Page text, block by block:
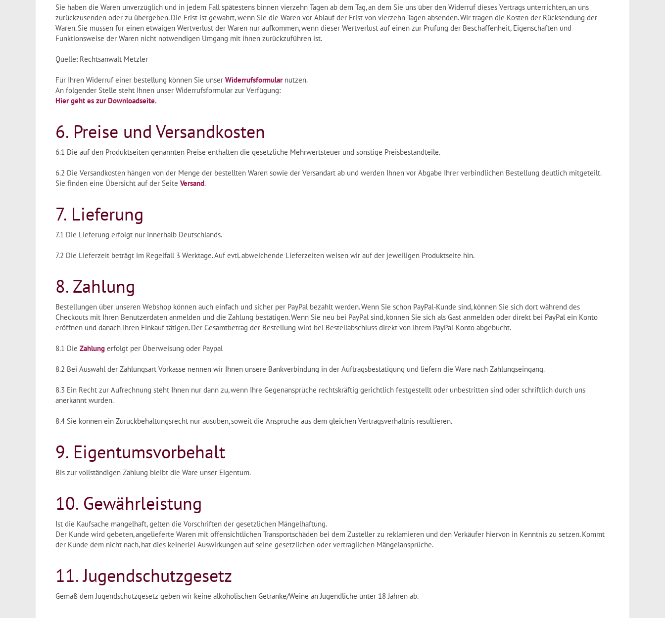
Sie haben die Waren unverzüglich und in jedem Fall spätestens binnen vierzehn Tagen ab dem Tag, an dem Sie uns über den Widerruf dieses Vertrags unterrichten, an uns
zurückzusenden oder zu übergeben. Die Frist ist gewahrt, wenn Sie die Waren vor Ablauf der Frist von vierzehn Tagen absenden. Wir tragen die Kosten der Rücksendung der
Waren. Sie müssen für einen etwaigen Wertverlust der Waren nur aufkommen, wenn dieser Wertverlust auf einen zur Prüfung der Beschaffenheit, Eigenschaften und
Funktionsweise der Waren nicht notwendigen Umgang mit ihnen zurückzuführen ist.
Quelle: Rechtsanwalt Metzler
Für Ihren Widerruf einer bestellung können Sie unser Widerrufsformularnutzen.
An folgender Stelle steht Ihnen unser Widerrufsformular zur Verfügung:
Hier geht es zur Downloadseite.
6. Preise und Versandkosten
6.1 Die auf den Produktseiten genannten Preise enthalten die gesetzliche Mehrwertsteuer und sonstige Preisbestandteile.
6.2 Die Versandkosten hängen von der Menge der bestellten Waren sowie der Versandart ab und werden Ihnen vor Abgabe Ihrer verbindlichen Bestellung deutlich mitgeteilt.
Sie finden eine Übersicht auf der Seite Versand.
7. Lieferung
7.1 Die Lieferung erfolgt nur innerhalb Deutschlands.
7.2 Die Lieferzeit beträgt im Regelfall 3 Werktage. Auf evtl. abweichende Lieferzeiten weisen wir auf der jeweiligen Produktseite hin.
8. Zahlung
Bestellungen über unseren Webshop können auch einfach und sicher per PayPal bezahlt werden. Wenn Sie schon PayPal-Kunde sind, können Sie sich dort während des
Checkouts mit Ihren Benutzerdaten anmelden und die Zahlung bestätigen. Wenn Sie neu bei PayPal sind, können Sie sich als Gast anmelden oder direkt bei PayPal ein Konto
eröffnen und danach Ihren Einkauf tätigen. Der Gesamtbetrag der Bestellung wird bei Bestellabschluss direkt von Ihrem PayPal-Konto abgebucht.
8.1 Die Zahlung erfolgt per Überweisung oder Paypal
8.2 Bei Auswahl der Zahlungsart Vorkasse nennen wir Ihnen unsere Bankverbindung in der Auftragsbestätigung und liefern die Ware nach Zahlungseingang.
8.3 Ein Recht zur Aufrechnung steht Ihnen nur dann zu, wenn Ihre Gegenansprüche rechtskräftig gerichtlich festgestellt oder unbestritten sind oder schriftlich durch uns
anerkannt wurden.
8.4 Sie können ein Zurückbehaltungsrecht nur ausüben, soweit die Ansprüche aus dem gleichen Vertragsverhältnis resultieren.
9. Eigentumsvorbehalt
Bis zur vollständigen Zahlung bleibt die Ware unser Eigentum.
10. Gewährleistung
Ist die Kaufsache mangelhaft, gelten die Vorschriften der gesetzlichen Mängelhaftung.
Der Kunde wird gebeten, angelieferte Waren mit offensichtlichen Transportschäden bei dem Zusteller zu reklamieren und den Verkäufer hiervon in Kenntnis zu setzen. Kommt
der Kunde dem nicht nach, hat dies keinerlei Auswirkungen auf seine gesetzlichen oder vertraglichen Mängelansprüche.
11. Jugendschutzgesetz
Gemäß dem Jugendschutzgesetz geben wir keine alkoholischen Getränke/Weine an Jugendliche unter 18 Jahren ab.